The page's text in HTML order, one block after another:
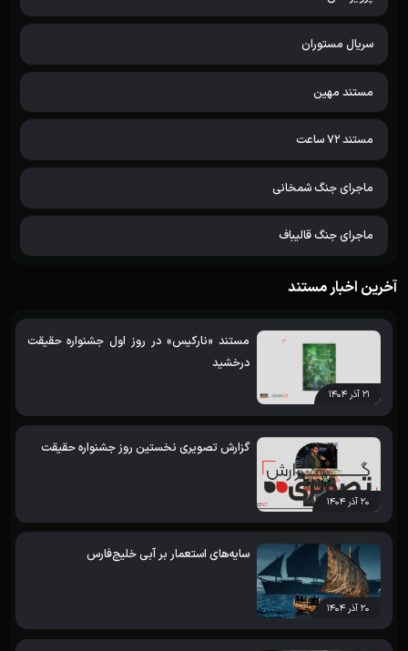
سریال مستوران
مستند مهین
مستند 72 ساعت
ماجرای جنگ شمخانی
ماجرای جنگ قالیباف
آخرین اخبار مستند
۲۱ آذر ۱۴۰۴
مستند «نارکیس» در روز اول جشنواره حقیقت
درخشید
۲۰ آذر ۱۴۰۴
گزارش تصویری نخستین روز جشنواره حقیقت
۲۰ آذر ۱۴۰۴
سایه‌های استعمار بر آبی خلیج‌فارس